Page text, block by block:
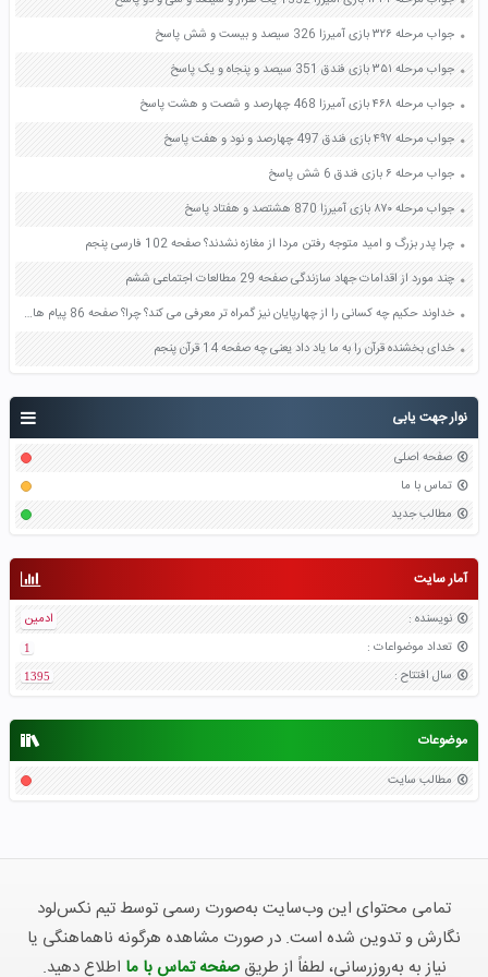
نوار جهت یابی
صفحه اصلی
تماس با ما
مطالب جدید
آمار سایت
نویسنده :
ادمین
تعداد موضواعات :
1
سال افتتاح :
1395
موضوعات
مطالب سایت
جواب مرحله ۳۲۶ بازی آمیرزا 326 سیصد و بیست و شش پاسخ
جواب مرحله ۳۵۱ بازی فندق 351 سیصد و پنجاه و یک پاسخ
جواب مرحله ۴۶۸ بازی آمیرزا 468 چهارصد و شصت و هشت پاسخ
جواب مرحله ۴۹۷ بازی فندق 497 چهارصد و نود و هفت پاسخ
جواب مرحله ۶ بازی فندق 6 شش پاسخ
جواب مرحله ۸۷۰ بازی آمیرزا 870 هشتصد و هفتاد پاسخ
چرا پدر بزرگ و امید متوجه رفتن مردا از مغازه نشدند؟ صفحه 102 فارسی پنجم
چند مورد از اقدامات جهاد سازندگی صفحه 29 مطالعات اجتماعی ششم
خداوند حکیم چه کسانی را از چهارپایان نیز گمراه تر معرفی می کند؟ چرا؟ صفحه 86 پیام های آسمان هشتم
خدای بخشنده قرآن را به ما یاد داد یعنی چه صفحه 14 قرآن پنجم
تمامی محتوای این وب‌سایت به‌صورت رسمی توسط تیم نکس‌لود
نگارش و تدوین شده است. در صورت مشاهده هرگونه ناهماهنگی یا
نیاز به به‌روزرسانی، لطفاً از طریقصفحه تماس با ما اطلاع دهید.